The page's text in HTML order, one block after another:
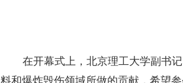
在开幕式上，北京理工大学副书
料和爆炸毁伤领域所做的贡献，希望